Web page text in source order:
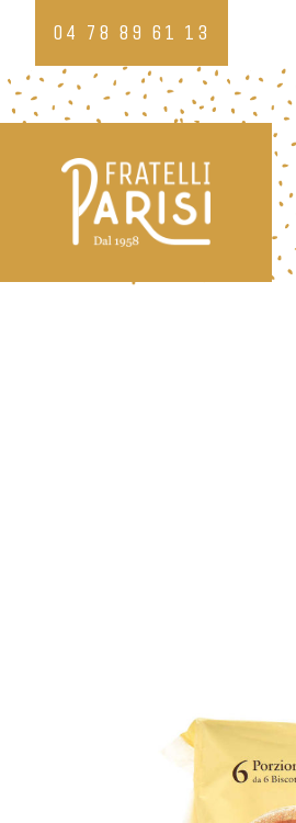
04 78 89 61 13